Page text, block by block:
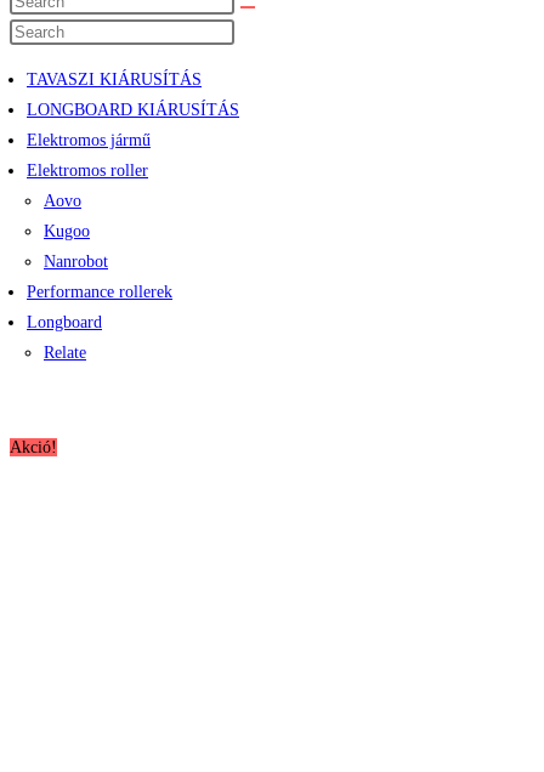
search
TAVASZI KIÁRUSÍTÁS
LONGBOARD KIÁRUSÍTÁS
Elektromos jármű
Elektromos roller
Aovo
Kugoo
Nanrobot
Performance rollerek
Longboard
Relate
Akció!